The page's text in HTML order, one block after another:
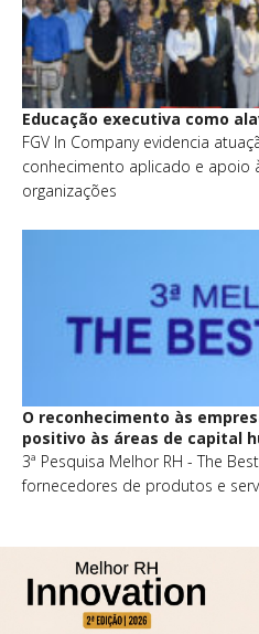
Educação executiva como
FGV In Company evidencia
conhecimento aplicado e apoio
organizações
O reconhecimento às
positivo às áreas de capital
3ª Pesquisa Melhor RH - The
fornecedores de produtos e